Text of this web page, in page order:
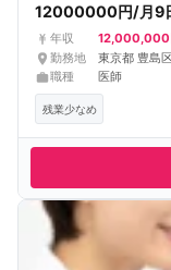
12000000円/月9
年収 12,000,000
勤務地
東京都 豊島
職種
医師
残業少なめ